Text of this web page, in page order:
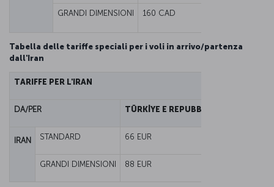
GRANDI DIMENSIONI 160 CAD
Tabella delle tariffe speciali per i voli in arrivo/partenza
dall'Iran
TARIFFE PER L'IRAN
DA/PER TÜRKİYE E REPUBBLICA TURCA DI
IRAN STANDARD 66 EUR
GRANDI DIMENSIONI 88 EUR